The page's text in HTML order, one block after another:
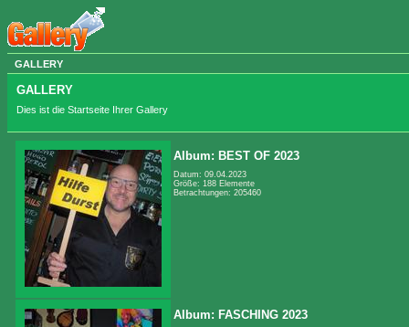
GALLERY
GALLERY
Dies ist die Startseite Ihrer Gallery
Album: BEST OF 2023
Datum: 09.04.2023
Größe: 188 Elemente
Betrachtungen: 205460
Album: FASCHING 2023